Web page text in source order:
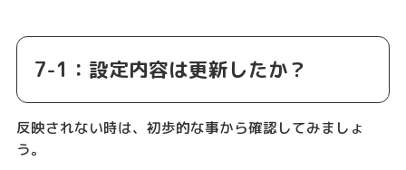
7-1：設定内容は更新したか？
反映されない時は、初歩的な事から確認してみましょ
う。